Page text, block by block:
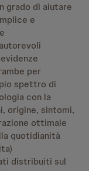
grado di aiutare
e
per
spettro di
con la
origine, sintomi,
ottimale
quotidianità
distribuiti sul